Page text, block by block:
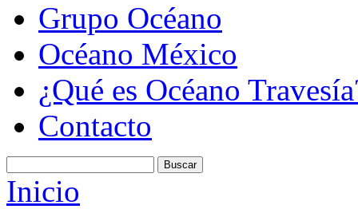
Grupo Océano
Océano México
¿Qué es Océano
Contacto
Inicio